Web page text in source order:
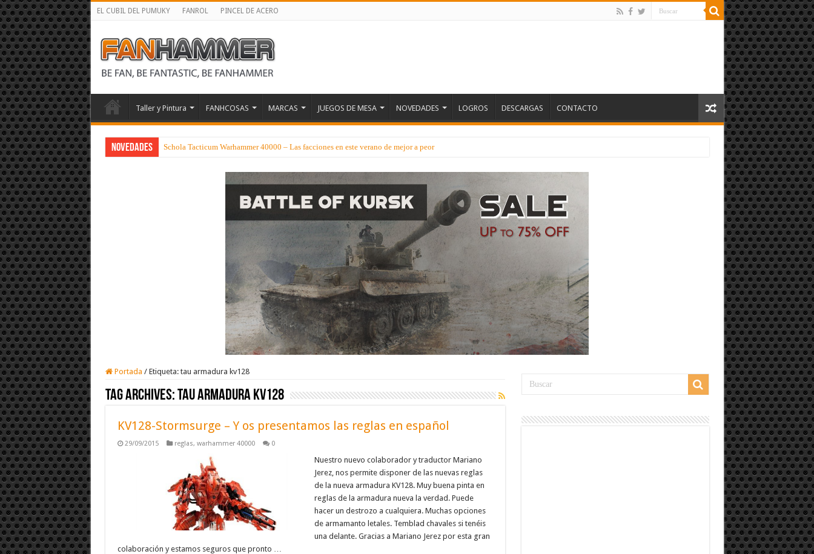
EL CUBIL DEL PUMUKY FANROL PINCEL DE ACERO
Taller y Pintura FANHCOSAS MARCAS JUEGOS DE MESA NOVEDADES LOGROS DESCARGAS CONTACTO
NOVEDADES Schola Tacticum Warhammer 40000 – Las facciones en este verano de mejor a peor
Portada / Etiqueta: tau armadura kv128
Tag Archives:tau armadura kv128
KV128-Stormsurge – Y os presentamos las reglas en español
29/09/2015 reglas, warhammer 40000 0
Nuestro nuevo colaborador y traductor Mariano
Jerez, nos permite disponer de las nuevas reglas
de la nueva armadura KV128. Muy buena pinta en
reglas de la armadura nueva la verdad. Puede
hacer un destrozo a cualquiera. Muchas opciones
de armamanto letales. Temblad chavales si tenéis
una delante. Gracias a Mariano Jerez por esta gran
colaboración y estamos seguros que pronto …